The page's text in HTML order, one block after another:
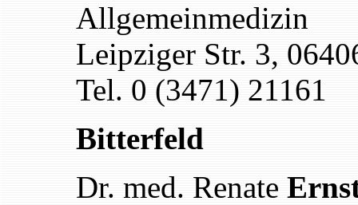
Allgemeinmedizin
Leipziger Str. 3,
Tel. 0 (3471) 21161
Bitterfeld
Dr. med. Renate